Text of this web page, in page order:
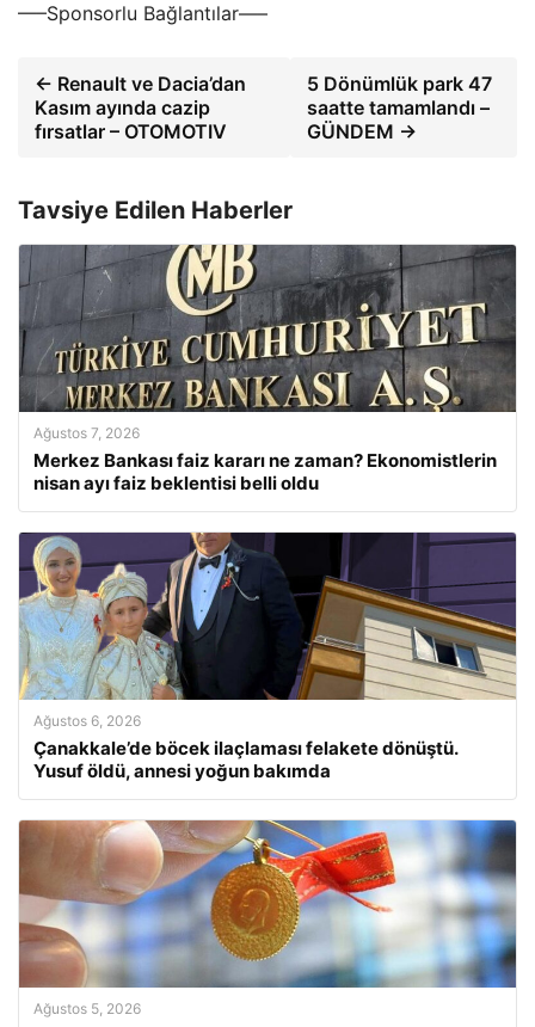
—–Sponsorlu Bağlantılar—–
← Renault ve Dacia’dan
Kasım ayında cazip
fırsatlar – OTOMOTIV
5 Dönümlük park 47
saatte tamamlandı –
GÜNDEM →
Tavsiye Edilen Haberler
Ağustos 7, 2026
Merkez Bankası faiz kararı ne zaman? Ekonomistlerin
nisan ayı faiz beklentisi belli oldu
Ağustos 6, 2026
Çanakkale’de böcek ilaçlaması felakete dönüştü.
Yusuf öldü, annesi yoğun bakımda
Ağustos 5, 2026